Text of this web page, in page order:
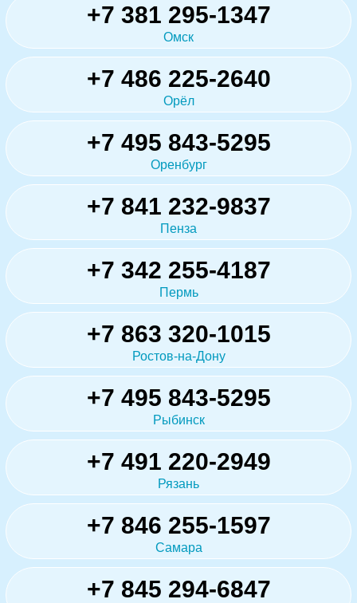
+7 381 295-1347
Омск
+7 486 225-2640
Орёл
+7 495 843-5295
Оренбург
+7 841 232-9837
Пенза
+7 342 255-4187
Пермь
+7 863 320-1015
Ростов-на-Дону
+7 495 843-5295
Рыбинск
+7 491 220-2949
Рязань
+7 846 255-1597
Самара
+7 845 294-6847